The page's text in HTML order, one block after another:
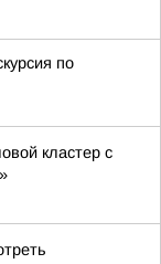
по
кластер с